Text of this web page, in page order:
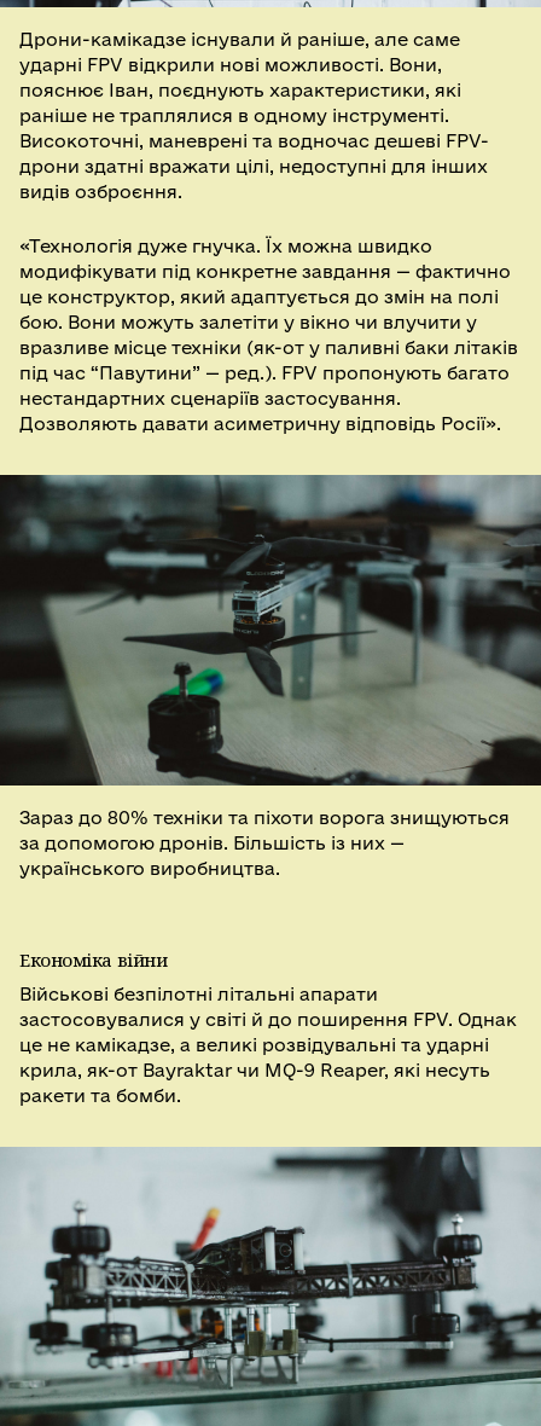
Дрони-камікадзе існували й раніше, але саме
ударні FPV відкрили нові можливості. Вони,
пояснює Іван, поєднують характеристики, які
раніше не траплялися в одному інструменті.
Високоточні, маневрені та водночас дешеві FPV-
дрони здатні вражати цілі, недоступні для інших
видів озброєння.
«Технологія дуже гнучка. Їх можна швидко
модифікувати під конкретне завдання — фактично
це конструктор, який адаптується до змін на полі
бою. Вони можуть залетіти у вікно чи влучити у
вразливе місце техніки (як-от у паливні баки літаків
під час “Павутини” — ред.). FPV пропонують багато
нестандартних сценаріїв застосування.
Дозволяють давати асиметричну відповідь Росії».
Зараз до 80% техніки та піхоти ворога знищуються
за допомогою дронів. Більшість із них —
українського виробництва.
Економіка війни
Військові безпілотні літальні апарати
застосовувалися у світі й до поширення FPV. Однак
це не камікадзе, а великі розвідувальні та ударні
крила, як-от Bayraktar чи MQ-9 Reaper, які несуть
ракети та бомби.